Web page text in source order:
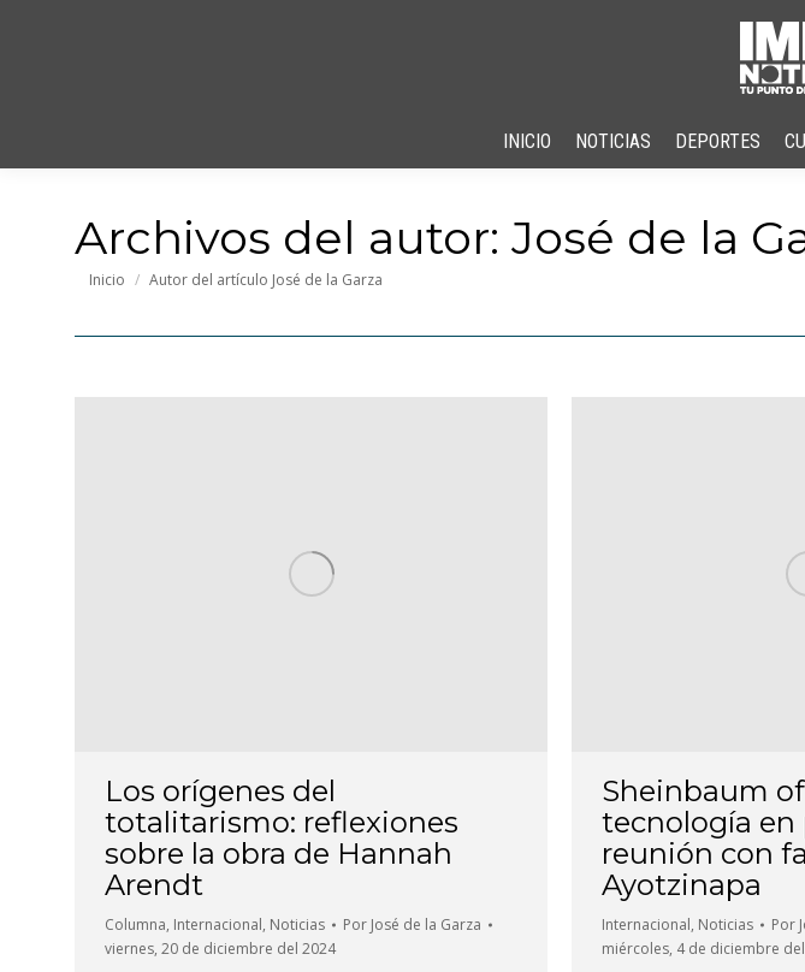
INICIO NOTICIAS DEPORTES
Archivos del autor: José de la
Estás aquí:
Inicio Autor del artículo José de la Garza
Los orígenes del
totalitarismo: reflexiones
sobre la obra de Hannah
Arendt
Columna, Internacional, Noticias Por José de la Garza
viernes, 20 de diciembre del 2024
Sheinbaum
tecnología
reunión con
Ayotzinapa
Internacional, Noticias Por
miércoles, 4 de diciembre